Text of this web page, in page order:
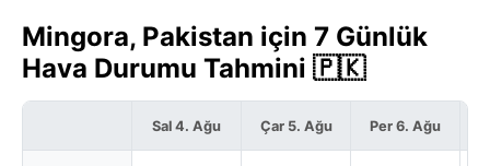
Mingora, Pakistan için 7 Günlük
Hava Durumu Tahmini 🇵🇰
Sal 4. Ağu Çar 5. Ağu Per 6. Ağu